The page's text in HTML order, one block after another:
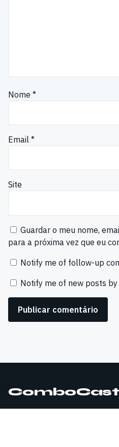
Nome *
Email *
Site
Guardar o meu nome,
para a próxima vez que eu
Notify me of follow-up
Notify me of new posts by